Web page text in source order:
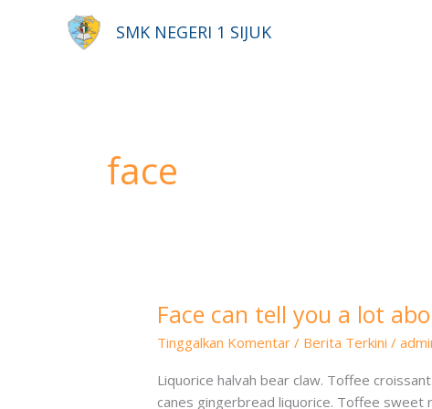
SMK NEGERI 1 SIJUK
face
Face can tell you a lot
Tinggalkan Komentar / Berita Terkini /
Liquorice halvah bear claw. Toffee
canes gingerbread liquorice. Toffee sweet
Face
tell
you
a